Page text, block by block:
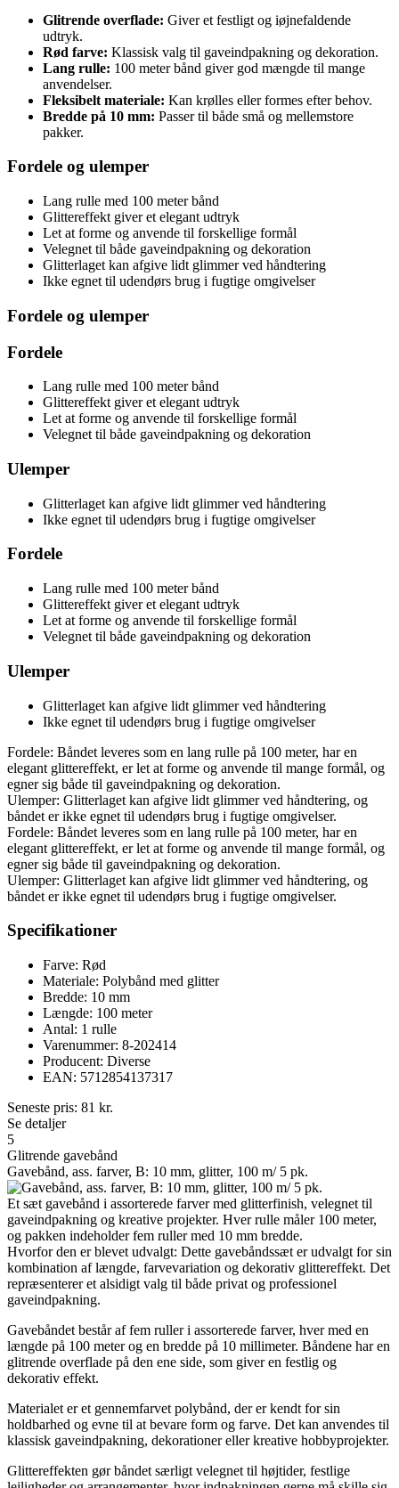
Glitrende overflade: Giver et festligt og iøjnefaldende
udtryk.
Rød farve: Klassisk valg til gaveindpakning og dekoration.
Lang rulle: 100 meter bånd giver god mængde til mange
anvendelser.
Fleksibelt materiale: Kan krølles eller formes efter behov.
Bredde på 10 mm: Passer til både små og mellemstore
pakker.
Fordele og ulemper
Lang rulle med 100 meter bånd
Glittereffekt giver et elegant udtryk
Let at forme og anvende til forskellige formål
Velegnet til både gaveindpakning og dekoration
Glitterlaget kan afgive lidt glimmer ved håndtering
Ikke egnet til udendørs brug i fugtige omgivelser
Fordele og ulemper
Fordele
Lang rulle med 100 meter bånd
Glittereffekt giver et elegant udtryk
Let at forme og anvende til forskellige formål
Velegnet til både gaveindpakning og dekoration
Ulemper
Glitterlaget kan afgive lidt glimmer ved håndtering
Ikke egnet til udendørs brug i fugtige omgivelser
Fordele
Lang rulle med 100 meter bånd
Glittereffekt giver et elegant udtryk
Let at forme og anvende til forskellige formål
Velegnet til både gaveindpakning og dekoration
Ulemper
Glitterlaget kan afgive lidt glimmer ved håndtering
Ikke egnet til udendørs brug i fugtige omgivelser
Fordele: Båndet leveres som en lang rulle på 100 meter, har en
elegant glittereffekt, er let at forme og anvende til mange formål, og
egner sig både til gaveindpakning og dekoration.
Ulemper: Glitterlaget kan afgive lidt glimmer ved håndtering, og
båndet er ikke egnet til udendørs brug i fugtige omgivelser.
Fordele: Båndet leveres som en lang rulle på 100 meter, har en
elegant glittereffekt, er let at forme og anvende til mange formål, og
egner sig både til gaveindpakning og dekoration.
Ulemper: Glitterlaget kan afgive lidt glimmer ved håndtering, og
båndet er ikke egnet til udendørs brug i fugtige omgivelser.
Specifikationer
Farve: Rød
Materiale: Polybånd med glitter
Bredde: 10 mm
Længde: 100 meter
Antal: 1 rulle
Varenummer: 8-202414
Producent: Diverse
EAN: 5712854137317
Seneste pris: 81 kr.
Se detaljer
5
Glitrende gavebånd
Gavebånd, ass. farver, B: 10 mm, glitter, 100 m/ 5 pk.
Et sæt gavebånd i assorterede farver med glitterfinish, velegnet til
gaveindpakning og kreative projekter. Hver rulle måler 100 meter,
og pakken indeholder fem ruller med 10 mm bredde.
Hvorfor den er blevet udvalgt: Dette gavebåndssæt er udvalgt for sin
kombination af længde, farvevariation og dekorativ glittereffekt. Det
repræsenterer et alsidigt valg til både privat og professionel
gaveindpakning.
Gavebåndet består af fem ruller i assorterede farver, hver med en
længde på 100 meter og en bredde på 10 millimeter. Båndene har en
glitrende overflade på den ene side, som giver en festlig og
dekorativ effekt.
Materialet er et gennemfarvet polybånd, der er kendt for sin
holdbarhed og evne til at bevare form og farve. Det kan anvendes til
klassisk gaveindpakning, dekorationer eller kreative hobbyprojekter.
Glittereffekten gør båndet særligt velegnet til højtider, festlige